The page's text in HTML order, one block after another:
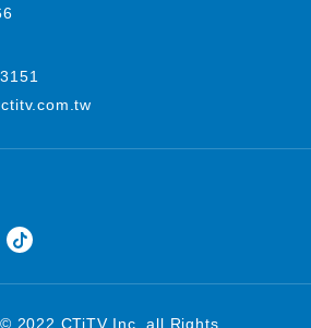
© 2022 CTiTV Inc. all Rights